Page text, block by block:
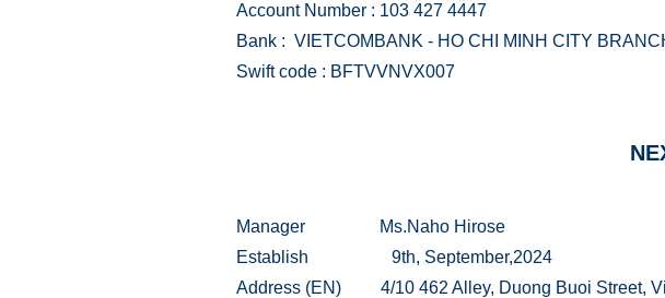
Account Number : 103 427 4447
Bank : VIETCOMBANK - HO CHI MINH CITY
Swift code : BFTVVNVX007
Manager Ms.Naho Hirose
Establish 9th, September,2024
Address (EN) 4/10 462 Alley, Duong Buoi Street,